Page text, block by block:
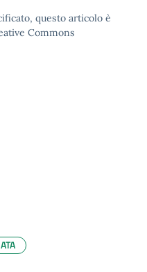
questo articolo è
Commons